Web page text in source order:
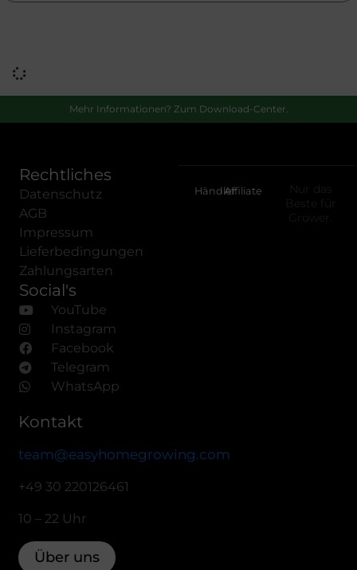
Mehr Informationen? Zum Download-Center.
Rechtliches
Datenschutz
AGB
Impressum
Lieferbedingungen
Zahlungsarten
Social's
YouTube
Instagram
Facebook
Telegram
WhatsApp
Kontakt
team@easyhomegrowing.com
+49 30 220126461
10 – 22 Uhr
Über uns
HändlerAffiliate
Nur das
Beste für
Grower.